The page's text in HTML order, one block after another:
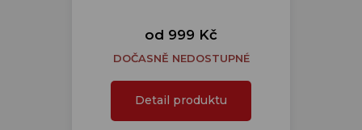
od 999 Kč
DOČASNĚ NEDOSTUPNÉ
Detail produktu